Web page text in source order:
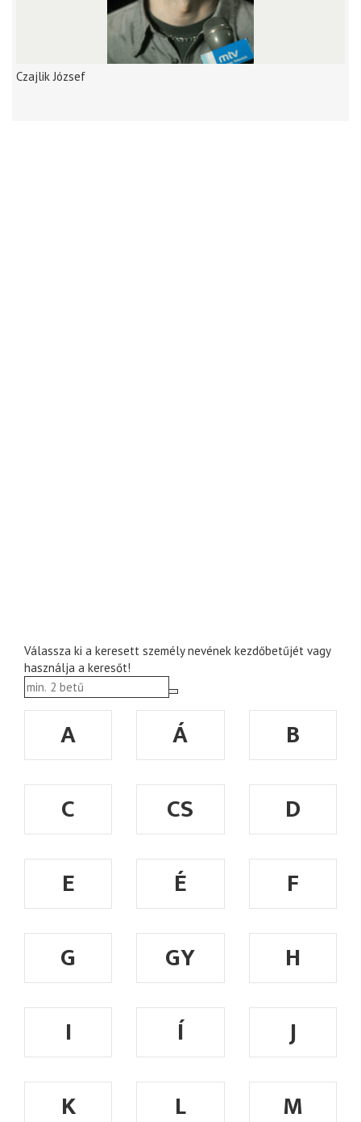
Czajlik József
Válassza ki a keresett személy nevének kezdőbetűjét vagy
használja a keresőt!
A Á
B
C
CS
D
E
É
F
G
GY
H
I
Í
J
K
L M